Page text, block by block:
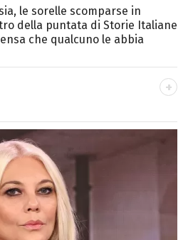
le sorelle scomparse in
della puntata di Storie Italiane
che qualcuno le abbia
dei Media, amo il
calcio, la TV e la moda, dove
le ultime tendenze.